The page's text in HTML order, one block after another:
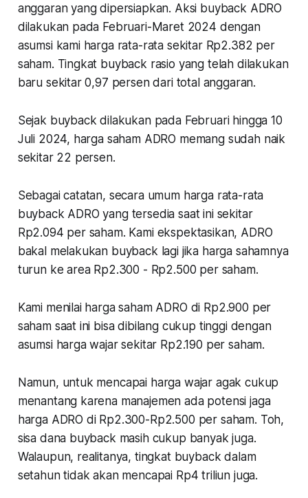
anggaran yang dipersiapkan. Aksi buyback ADRO
dilakukan pada Februari-Maret 2024 dengan
asumsi kami harga rata-rata sekitar Rp2.382 per
saham. Tingkat buyback rasio yang telah dilakukan
baru sekitar 0,97 persen dari total anggaran.
Sejak buyback dilakukan pada Februari hingga 10
Juli 2024, harga saham ADRO memang sudah naik
sekitar 22 persen.
Sebagai catatan, secara umum harga rata-rata
buyback ADRO yang tersedia saat ini sekitar
Rp2.094 per saham. Kami ekspektasikan, ADRO
bakal melakukan buyback lagi jika harga sahamnya
turun ke area Rp2.300 - Rp2.500 per saham.
Kami menilai harga saham ADRO di Rp2.900 per
saham saat ini bisa dibilang cukup tinggi dengan
asumsi harga wajar sekitar Rp2.190 per saham.
Namun, untuk mencapai harga wajar agak cukup
menantang karena manajemen ada potensi jaga
harga ADRO di Rp2.300-Rp2.500 per saham. Toh,
sisa dana buyback masih cukup banyak juga.
Walaupun, realitanya, tingkat buyback dalam
setahun tidak akan mencapai Rp4 triliun juga.